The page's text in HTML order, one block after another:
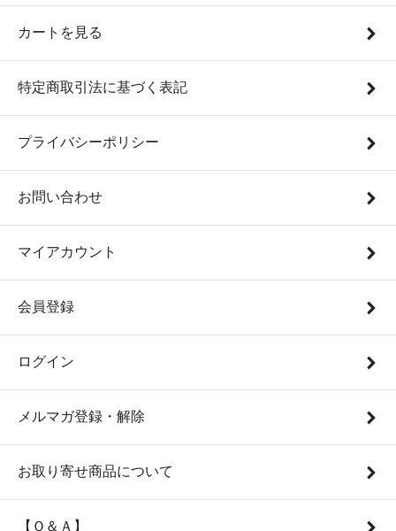
カートを見る
特定商取引法に基づく表記
プライバシーポリシー
お問い合わせ
マイアカウント
会員登録
ログイン
メルマガ登録・解除
お取り寄せ商品について
【Ｑ＆Ａ】